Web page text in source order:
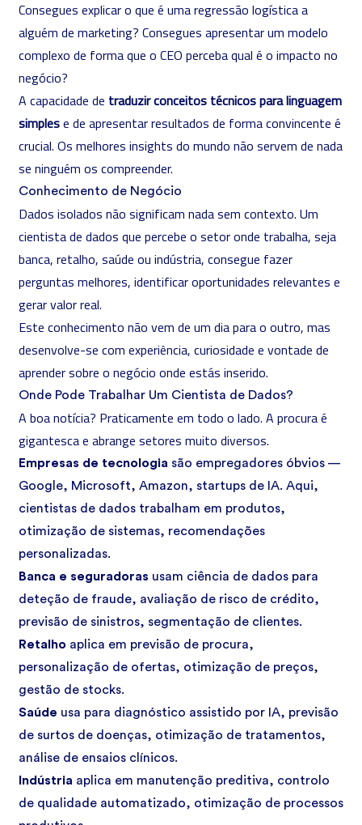
Consegues explicar o que é uma regressão logística a
alguém de marketing? Consegues apresentar um modelo
complexo de forma que o CEO perceba qual é o impacto no
negócio?
A capacidade de traduzir conceitos técnicos para linguagem
simplese de apresentar resultados de forma convincente é
crucial. Os melhores insights do mundo não servem de nada
se ninguém os compreender.
Conhecimento de Negócio
Dados isolados não significam nada sem contexto. Um
cientista de dados que percebe o setor onde trabalha, seja
banca, retalho, saúde ou indústria, consegue fazer
perguntas melhores, identificar oportunidades relevantes e
gerar valor real.
Este conhecimento não vem de um dia para o outro, mas
desenvolve-se com experiência, curiosidade e vontade de
aprender sobre o negócio onde estás inserido.
Onde Pode Trabalhar Um Cientista de Dados?
A boa notícia? Praticamente em todo o lado. A procura é
gigantesca e abrange setores muito diversos.
Empresas de tecnologia são empregadores óbvios —
Google, Microsoft, Amazon, startups de IA. Aqui,
cientistas de dados trabalham em produtos,
otimização de sistemas, recomendações
personalizadas.
Banca e seguradoras usam ciência de dados para
deteção de fraude, avaliação de risco de crédito,
previsão de sinistros, segmentação de clientes.
Retalho aplica em previsão de procura,
personalização de ofertas, otimização de preços,
gestão de stocks.
Saúde usa para diagnóstico assistido por IA, previsão
de surtos de doenças, otimização de tratamentos,
análise de ensaios clínicos.
Indústria aplica em manutenção preditiva, controlo
de qualidade automatizado, otimização de processos